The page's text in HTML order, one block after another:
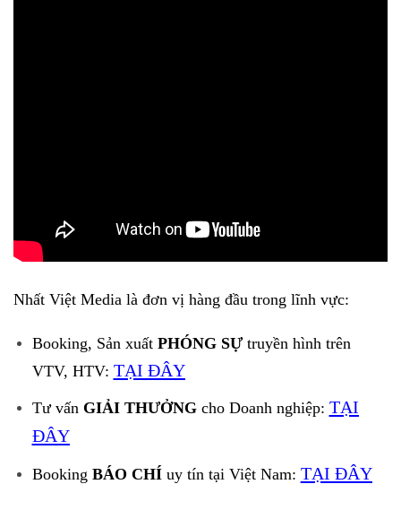
Nhất Việt Media là đơn vị hàng đầu trong lĩnh vực:
Booking, Sản xuất PHÓNG SỰtruyền hình trên
VTV, HTV: TẠI ĐÂY
Tư vấn GIẢI THƯỞNGcho Doanh nghiệp: TẠI
ĐÂY
Booking BÁO CHÍuy tín tại Việt Nam: TẠI ĐÂY